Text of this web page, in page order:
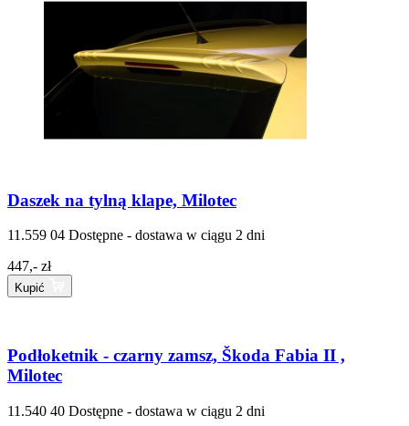
Daszek na tylną klape, Milotec
11.559 04 Dostępne - dostawa w ciągu 2 dni
447,- zł
Kupić
Podłoketnik - czarny zamsz, Škoda Fabia II ,
Milotec
11.540 40 Dostępne - dostawa w ciągu 2 dni